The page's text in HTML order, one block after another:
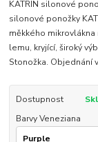
KATRIN silonové
silonové ponožky
měkkého
lemu, kryjící, široký
Stonožka. Objednání
Dostupnost
Barvy Veneziana